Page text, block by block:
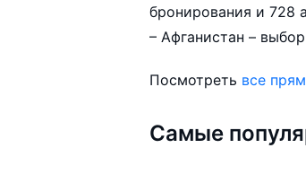
бронирования и 728
– Афганистан –
Посмотреть все
Самые